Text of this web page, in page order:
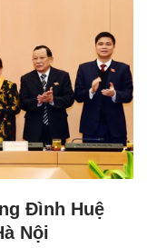
Đình Huệ
Nội